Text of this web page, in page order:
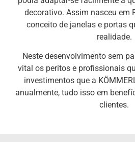
decorativo. Assim nasceu em
conceito de janelas e portas
realidade.
Neste desenvolvimento sem
vital os peritos e profissionais
investimentos que a
anualmente, tudo isso em
clientes.